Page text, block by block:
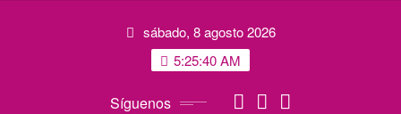
sábado, 8 agosto 2026
5:25:40 AM
Síguenos